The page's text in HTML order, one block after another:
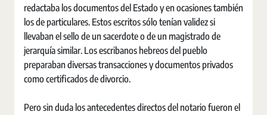
redactaba los documentos del Estado y en ocasiones también
los de particulares. Estos escritos sólo tenían validez si
llevaban el sello de un sacerdote o de un magistrado de
jerarquía similar. Los escribanos hebreos del pueblo
preparaban diversas transacciones y documentos privados
como certificados de divorcio.
Pero sin duda los antecedentes directos del notario fueron el